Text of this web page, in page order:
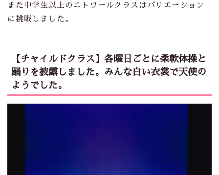
また中学生以上のエトワールクラスはバリエーション
に挑戦しました。
【チャイルドクラス】各曜日ごとに柔軟体操と
踊りを披露しました。みんな白い衣裳で天使の
ようでした。